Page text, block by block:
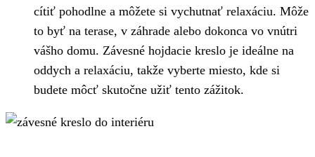
cítiť pohodlne a môžete si vychutnať relaxáciu. Môže
to byť na terase, v záhrade alebo dokonca vo vnútri
vášho domu. Závesné hojdacie kreslo je ideálne na
oddych a relaxáciu, takže vyberte miesto, kde si
budete môcť skutočne užiť tento zážitok.